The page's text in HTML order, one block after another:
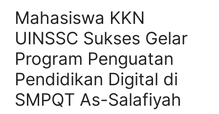
Mahasiswa KKN
UINSSC Sukses Gelar
Program Penguatan
Pendidikan Digital di
SMPQT As-Salafiyah